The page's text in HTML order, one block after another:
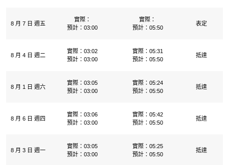
8 月 7 日 週五
實際：
預計：03:00
實際：
預計：05:50
表定
8 月 4 日 週二
實際：03:02
預計：03:00
實際：05:31
預計：05:50
抵達
8 月 1 日 週六
實際：03:05
預計：03:00
實際：05:24
預計：05:50
抵達
8 月 6 日 週四
實際：03:06
預計：03:00
實際：05:42
預計：05:50
抵達
8 月 3 日 週一
實際：03:05
預計：03:00
實際：05:25
預計：05:50
抵達